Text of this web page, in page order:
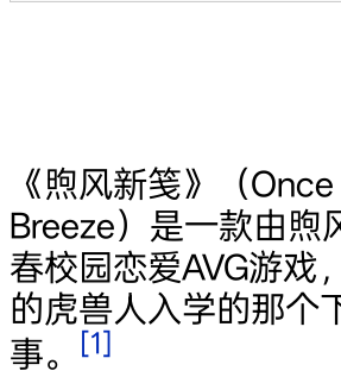
《煦风新笺》（
Breeze）是一款由煦
春校园恋爱AVG游戏
的虎兽人入学的那个
事。
[1]